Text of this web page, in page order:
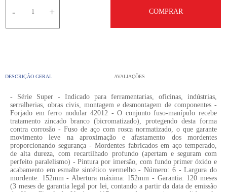
- + COMPRAR
DESCRIÇÃO GERAL AVALIAÇÕES
- Série Super - Indicado para ferramentarias, oficinas, indústrias,
serralherias, obras civis, montagem e desmontagem de componentes -
Forjado em ferro nodular 42012 - O conjunto fuso-manípulo recebe
tratamento zincado branco (bicromatizado), protegendo desta forma
contra corrosão - Fuso de aço com rosca normatizado, o que garante
movimento leve na aproximação e afastamento dos mordentes
proporcionando segurança - Mordentes fabricados em aço temperado,
de alta dureza, com recartilhado profundo (apertam e seguram com
perfeito paralelismo) - Pintura por imersão, com fundo primer óxido e
acabamento em esmalte sintético vermelho - Número: 6 - Largura do
mordente: 152mm - Abertura máxima: 152mm - Garantia: 120 meses
(3 meses de garantia legal por lei, contando a partir da data de emissão